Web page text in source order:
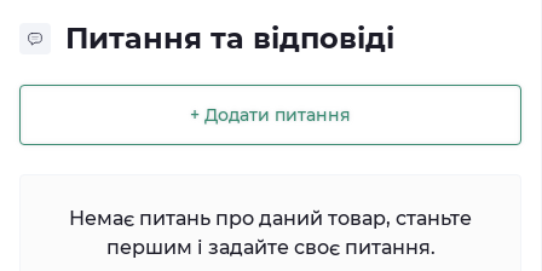
Питання та відповіді
+ Додати питання
Немає питань про даний товар, станьте
першим і задайте своє питання.